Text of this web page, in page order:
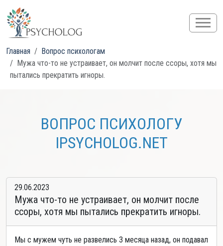
Главная
Вопрос психологам
Мужа что-то не устраивает, он молчит после ссоры, хотя мы
пытались прекратить игноры.
ВОПРОС ПСИХОЛОГУ
IPSYCHOLOG.NET
29.06.2023
Мужа что-то не устраивает, он молчит после
ссоры, хотя мы пытались прекратить игноры.
Мы с мужем чуть не развелись 3 месяца назад, он подавал